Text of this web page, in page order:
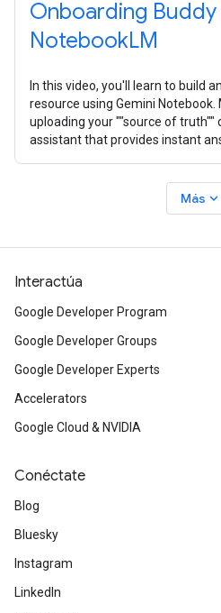
Onboarding
NotebookLM
In this video, you'll learn to build
resource using Gemini
uploading your ""source of
assistant that provides instant
Más expand_more
Interactúa
Google Developer Program
Google Developer Groups
Google Developer Experts
Accelerators
Google Cloud & NVIDIA
Conéctate
Blog
Bluesky
Instagram
LinkedIn